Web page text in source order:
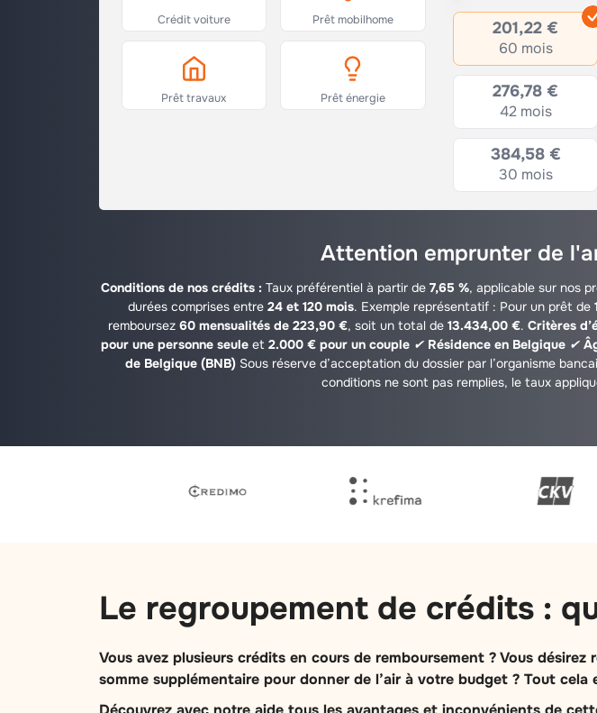
Crédit voiture Prêt mobilhome
Prêt travaux Prêt énergie
201,22 €
60 mois
276,78 €
42 mois
384,58 €
30 mois
Attention emprunter de
Conditions de nos crédits : Taux préférentiel à partir de 7,65 %, applicable sur nos
durées comprises entre 24 et 120 mois. Exemple représentatif : Pour un prêt de
remboursez 60 mensualités de 223,90 €, soit un total de 13.434,00 €. Critères
pour une personne seule et 2.000 € pour un couple ✔ Résidence en Belgique ✔
de Belgique (BNB) Sous réserve d’acceptation du dossier par l’organisme
conditions ne sont pas remplies, le taux
Le regroupement de crédits :
Vous avez plusieurs crédits en cours de remboursement ? Vous
somme supplémentaire pour donner de l’air à votre budget ? Tout